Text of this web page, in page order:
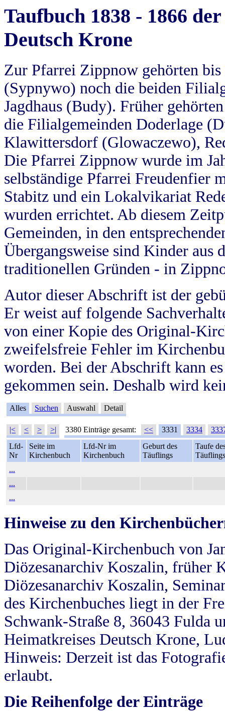
Taufbuch 1838 - 1866
Deutsch Krone
Zur Pfarrei Zippnow gehörten
(Sypnywo) noch die beiden
Jagdhaus (Budy). Früher
die Filialgemeinden Doderlage
Klawittersdorf (Glowaczewo),
Die Pfarrei Zippnow wurde im
selbständige Pfarrei Freudenfier
Stabitz und ein Lokalvikariat
wurden errichtet. Ab diesem
Gemeinden, in den
Übergangsweise sind Kinder aus
traditionellen Gründen - in
Autor dieser Abschrift ist der
Er weist auf folgende
von einer Kopie des Original-
zweifelsfreie Fehler im
worden. Bei der Abschrift kann
gekommen sein. Deshalb wird
Alles Suchen Auswahl Detail
|< < > >| 3380 Einträge gesamt: << 3331 3334
Lfd-
Nr
Seite im
Kirchenbuch
Lfd-Nr im
Kirchenbuch
Geburt des
Täuflings
Taufe
Täuflings
...
...
...
Hinweise zu den
Das Original-Kirchenbuch von
Diözesanarchiv Koszalin, früher
Diözesanarchiv Koszalin,
des Kirchenbuches liegt in der
Schwank-Straße 8, 36043 Fulda
Heimatkreises Deutsch Krone,
Hinweis: Derzeit ist das
erlaubt.
Die Reihenfolge der Einträge